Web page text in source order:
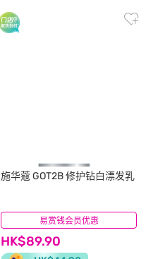
易赏钱会员优惠
施华蔻GOT2B 修护钻白漂发乳
HK$89.90
(1)